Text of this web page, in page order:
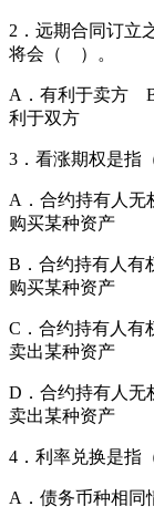
2．远期合同订立
将会（ ）。
A．有利于卖方
利于双方
3．看涨期权是指
A．合约持有人无
购买某种资产
B．合约持有人有
购买某种资产
C．合约持有人有
卖出某种资产
D．合约持有人无
卖出某种资产
4．利率兑换是指
A．债务币种相同